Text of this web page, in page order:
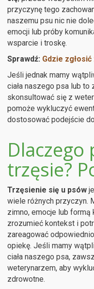
przyczynę tego
naszemu psu nic nie
emocji lub próby
wsparcie i troskę.
Sprawdź: Gdzie
Jeśli jednak mamy
ciała naszego psa lub
skonsultować się z
pomoże wykluczyć
dostosować podejście
Dlaczego
trzęsie?
Trzęsienie się u psów
wiele różnych przyczyn.
zimno, emocje lub formą
zrozumieć kontekst i
zareagować
opiekę. Jeśli mamy
ciała naszego psa,
weterynarzem, aby
zdrowotne.